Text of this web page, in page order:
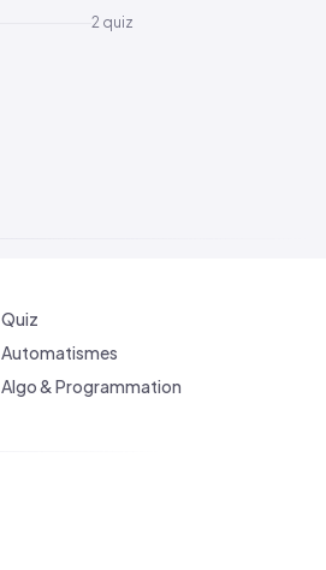
2 quiz
Quiz
Automatismes
Algo & Programmation